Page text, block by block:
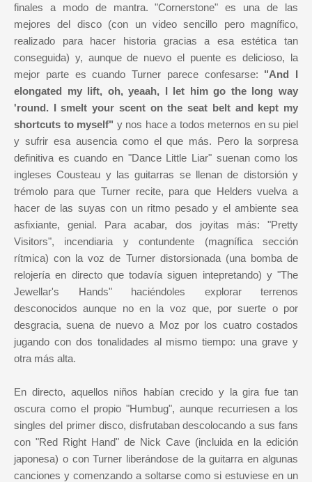
finales a modo de mantra. "Cornerstone" es una de las
mejores del disco (con un video sencillo pero magnífico,
realizado para hacer historia gracias a esa estética tan
conseguida) y, aunque de nuevo el puente es delicioso, la
mejor parte es cuando Turner parece confesarse: "And I
elongated my lift, oh, yeaah, I let him go the long way
'round. I smelt your scent on the seat belt and kept my
shortcuts to myself" y nos hace a todos meternos en su piel
y sufrir esa ausencia como el que más. Pero la sorpresa
definitiva es cuando en "Dance Little Liar" suenan como los
ingleses Cousteau y las guitarras se llenan de distorsión y
trémolo para que Turner recite, para que Helders vuelva a
hacer de las suyas con un ritmo pesado y el ambiente sea
asfixiante, genial. Para acabar, dos joyitas más: "Pretty
Visitors", incendiaria y contundente (magnífica sección
rítmica) con la voz de Turner distorsionada (una bomba de
relojería en directo que todavía siguen intepretando) y "The
Jewellar's Hands" haciéndoles explorar terrenos
desconocidos aunque no en la voz que, por suerte o por
desgracia, suena de nuevo a Moz por los cuatro costados
jugando con dos tonalidades al mismo tiempo: una grave y
otra más alta.
En directo, aquellos niños habían crecido y la gira fue tan
oscura como el propio "Humbug", aunque recurriesen a los
singles del primer disco, disfrutaban descolocando a sus fans
con "Red Right Hand" de Nick Cave (incluida en la edición
japonesa) o con Turner liberándose de la guitarra en algunas
canciones y comenzando a soltarse como si estuviese en un